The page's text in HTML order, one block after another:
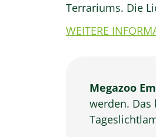
Terrariums. Die
WEITERE
Megazoo
werden. Das